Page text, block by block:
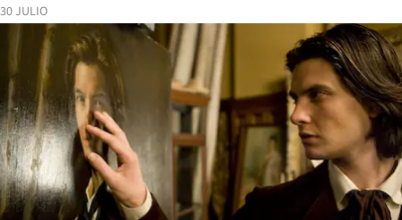
30 JULIO